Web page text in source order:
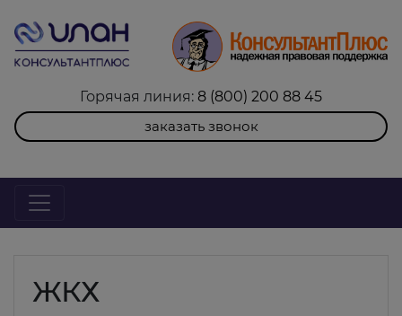
Горячая линия: 8 (800) 200 88 45
заказать звонок
ЖКХ